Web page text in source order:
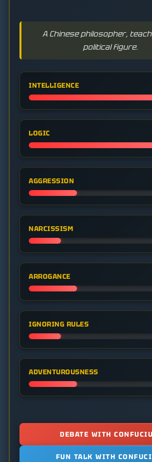
A Chinese philosopher,
political figure.
INTELLIGENCE
LOGIC
AGGRESSION
NARCISSISM
ARROGANCE
IGNORING RULES
ADVENTUROUSNESS
DEBATE WITH
FUN TALK WITH